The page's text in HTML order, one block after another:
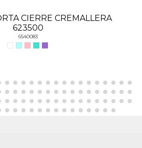
CIERRE CREMALLERA
623500
6540083